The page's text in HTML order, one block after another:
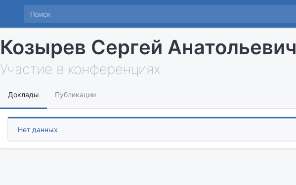
Козырев Сергей Анатольевич
Участие в конференциях
Доклады Публикации
Нет данных